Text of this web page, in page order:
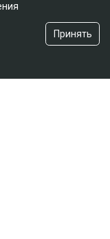
Принять